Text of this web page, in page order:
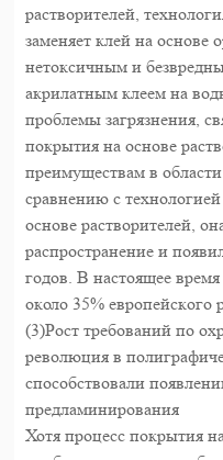
растворителей,
заменяет клей на основе
нетоксичным и
акрилатным клеем на
проблемы загрязнения,
покрытия на основе
преимуществам в
сравнению с
основе растворителей,
распространение и
годов. В настоящее
около 35% европейского
(3)Рост требований по
революция в
способствовали
предламинирования
Хотя процесс покрытия